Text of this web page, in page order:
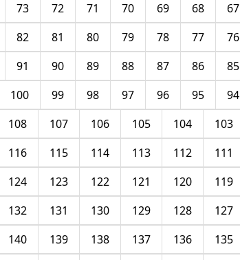
67
68
69
70
71
72
73
76
77
78
79
80
81
82
85
86
87
88
89
90
91
94
95
96
97
98
99
100
103
104
105
106
107
108
111
112
113
114
115
116
119
120
121
122
123
124
127
128
129
130
131
132
135
136
137
138
139
140